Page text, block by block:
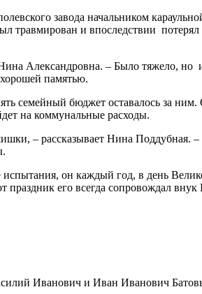
завода начальником
травмирован и впоследствии
Александровна. – Было тяжело,
памятью.
семейный бюджет оставалось за
на коммунальные расходы.
– рассказывает Нина Поддубная.
он каждый год, в день
его всегда сопровождал внук
Иванович и Иван Иванович